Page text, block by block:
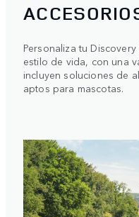
Personaliza tu
estilo de vida, con una
incluyen soluciones de
aptos para mascotas.